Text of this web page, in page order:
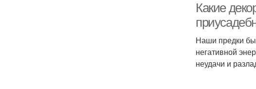
Какие
Наши предки
негативной
неудачи и